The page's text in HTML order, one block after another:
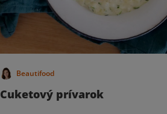
Beautifood
Cuketový prívarok